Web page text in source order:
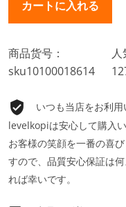
商品货号：
sku10100018614
人
いつも当店をお利用
levelkopiは安心して購入
お客様の笑顔を一番の喜
すので、品質安心保証は
れば幸いです。